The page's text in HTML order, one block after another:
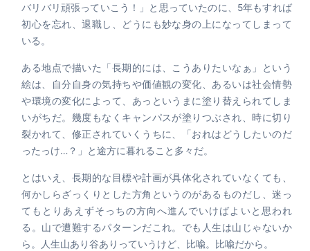
バリバリ頑張っていこう！」と思っていたのに、5年もすれば
初心を忘れ、退職し、どうにも妙な身の上になってしまって
いる。
ある地点で描いた「長期的には、こうありたいなぁ」という
絵は、自分自身の気持ちや価値観の変化、あるいは社会情勢
や環境の変化によって、あっというまに塗り替えられてしま
いがちだ。幾度もなくキャンパスが塗りつぶされ、時に切り
裂かれて、修正されていくうちに、「おれはどうしたいのだ
ったっけ…？」と途方に暮れること多々だ。
とはいえ、長期的な目標や計画が具体化されていなくても、
何かしらざっくりとした方角というのがあるものだし、迷っ
てもとりあえずそっちの方向へ進んでいけばよいと思われ
る。山で遭難するパターンだこれ。でも人生は山じゃないか
ら。人生山あり谷ありっていうけど、比喩。比喩だから。